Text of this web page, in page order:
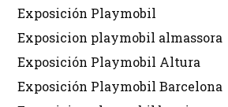
Exposición Playmobil
Exposicion playmobil almassora
Exposición Playmobil Altura
Exposición Playmobil Barcelona